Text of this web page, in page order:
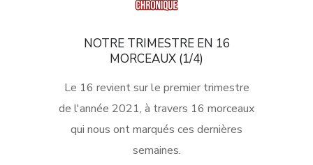
NOTRE TRIMESTRE EN 16
MORCEAUX (1/4)
Le 16 revient sur le premier trimestre
de l'année 2021, à travers 16 morceaux
qui nous ont marqués ces dernières
semaines.